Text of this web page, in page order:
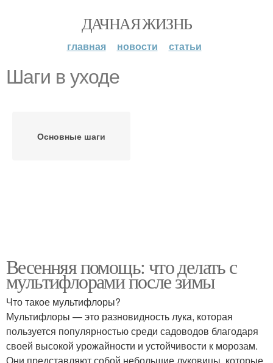
ДАЧНАЯ ЖИЗНЬ
главная новости статьи
Шаги в уходе
Основные шаги
Весенняя помощь: что делать с
мультифлорами после зимы
Что такое мультифлоры?
Мультифлоры — это разновидность лука, которая
пользуется популярностью среди садоводов благодаря
своей высокой урожайности и устойчивости к морозам.